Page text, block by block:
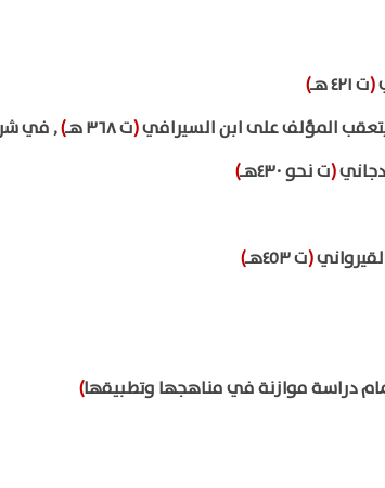
(ت ٤٢١ هـ
)
المؤلف على ابن السيرافي(ت ٣٦٨ هـ ), في
(ت نحو ٤٣٠هـ
)
(ت ٤٥٣هـ
)
دراسة موازنة في مناهجها وتطبيقها)